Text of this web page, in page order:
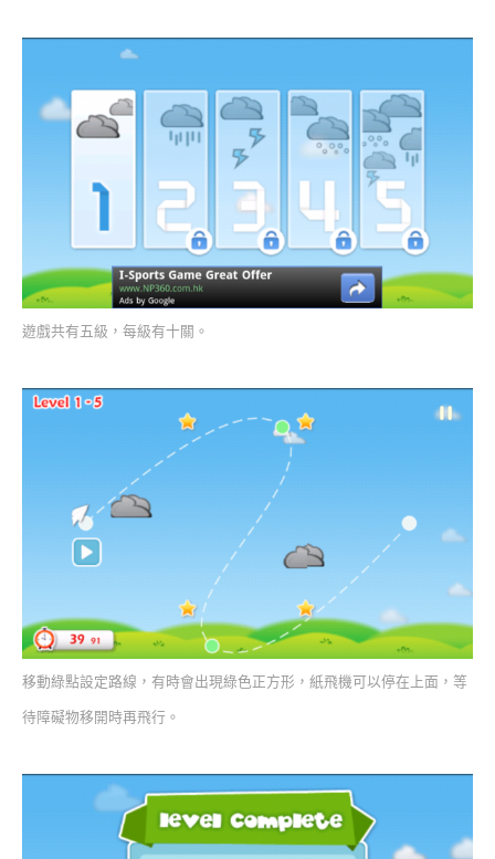
遊戲共有五級，每級有十關。
移動綠點設定路線，有時會出現綠色正方形，紙飛機可以停在上面，等
待障礙物移開時再飛行。